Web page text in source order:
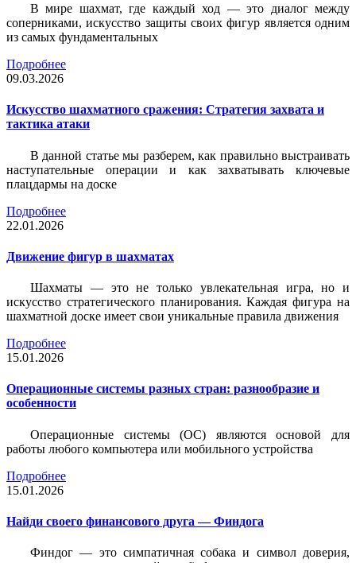
В мире шахмат, где каждый ход — это диалог между
соперниками, искусство защиты своих фигур является одним
из самых фундаментальных
Подробнее
09.03.2026
Искусство шахматного сражения: Стратегия захвата и
тактика атаки
В данной статье мы разберем, как правильно выстраивать
наступательные операции и как захватывать ключевые
плацдармы на доске
Подробнее
22.01.2026
Движение фигур в шахматах
Шахматы — это не только увлекательная игра, но и
искусство стратегического планирования. Каждая фигура на
шахматной доске имеет свои уникальные правила движения
Подробнее
15.01.2026
Операционные системы разных стран: разнообразие и
особенности
Операционные системы (ОС) являются основой для
работы любого компьютера или мобильного устройства
Подробнее
15.01.2026
Найди своего финансового друга — Финдога
Финдог — это симпатичная собака и символ доверия,